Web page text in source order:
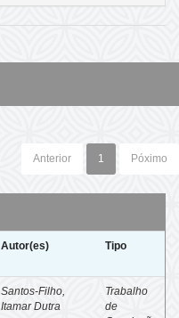
Anterior 1 Póximo
Autor(es) Tipo
Santos-Filho,
Itamar Dutra
Trabalho
de